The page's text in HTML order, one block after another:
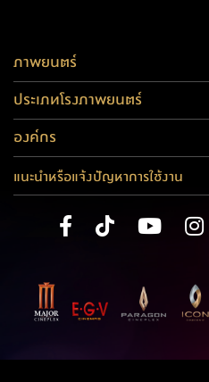
ภาพยนตร์
ประเภทโรงภาพยนตร์
องค์กร
แนะนำหรือแจ้งปัญหาการใช้งาน